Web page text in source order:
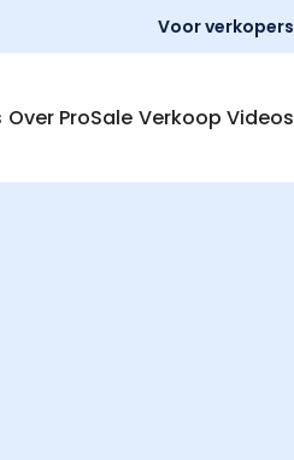
Voor verkopers
Over ProSale Verkoop Videos